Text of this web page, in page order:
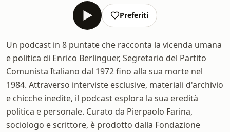
Preferiti
Un podcast in 8 puntate che racconta la vicenda umana
e politica di Enrico Berlinguer, Segretario del Partito
Comunista Italiano dal 1972 fino alla sua morte nel
1984. Attraverso interviste esclusive, materiali d'archivio
e chicche inedite, il podcast esplora la sua eredità
politica e personale. Curato da Pierpaolo Farina,
sociologo e scrittore, è prodotto dalla Fondazione